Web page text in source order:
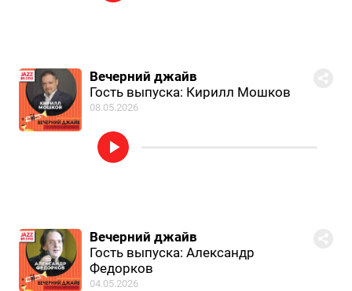
Вечерний джайв
Гость выпуска: Кирилл Мошков
08.05.2026
Вечерний джайв
Гость выпуска: Александр
Федорков
04.05.2026